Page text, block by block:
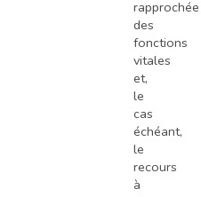
rapprochée
des
fonctions
vitales
et,
le
cas
échéant,
le
recours
à